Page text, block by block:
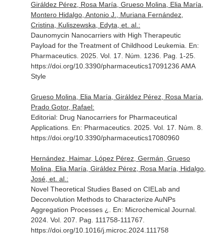
Giráldez Pérez, Rosa María, Grueso Molina, Elia María,
Montero Hidalgo, Antonio J., Muriana Fernández,
Cristina, Kuliszewska, Edyta, et. al.:
Daunomycin Nanocarriers with High Therapeutic
Payload for the Treatment of Childhood Leukemia. En:
Pharmaceutics. 2025. Vol. 17. Núm. 1236. Pag. 1-25.
https://doi.org/10.3390/pharmaceutics17091236 AMA
Style
Grueso Molina, Elia María, Giráldez Pérez, Rosa María,
Prado Gotor, Rafael:
Editorial: Drug Nanocarriers for Pharmaceutical
Applications. En: Pharmaceutics. 2025. Vol. 17. Núm. 8.
https://doi.org/10.3390/pharmaceutics17080960
Hernández, Haimar, López Pérez, Germán, Grueso
Molina, Elia María, Giráldez Pérez, Rosa María, Hidalgo,
José, et. al.:
Novel Theoretical Studies Based on CIELab and
Deconvolution Methods to Characterize AuNPs
Aggregation Processes ¿. En: Microchemical Journal.
2024. Vol. 207. Pag. 111758-111767.
https://doi.org/10.1016/j.microc.2024.111758